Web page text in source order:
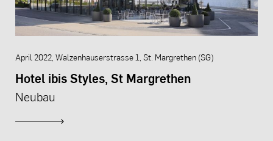
April 2022, Walzenhauserstrasse 1, St. Margrethen (SG)
Hotel ibis Styles, St Margrethen
Neubau